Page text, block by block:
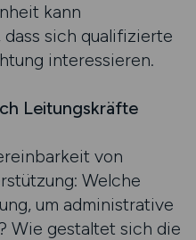
kann
sich qualifizierte
interessieren.
Leitungskräfte
von
Welche
um administrative
Wie gestaltet sich die